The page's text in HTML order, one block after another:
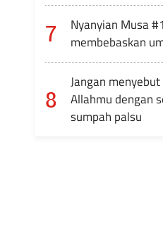
7
Nyanyian Musa
membebaskan
8
Jangan
Allahmu dengan
sumpah palsu